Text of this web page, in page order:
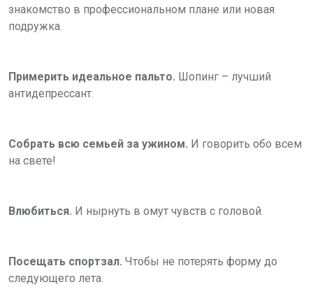
знакомство в профессиональном плане или новая
подружка.
Примерить идеальное пальто. Шопинг – лучший
антидепрессант.
Собрать всю семьей за ужином. И говорить обо всем
на свете!
Влюбиться. И нырнуть в омут чувств с головой.
Посещать спортзал. Чтобы не потерять форму до
следующего лета.